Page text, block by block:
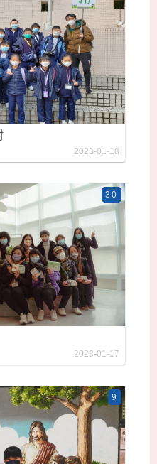
2023-01-18
30
2023-01-17
9